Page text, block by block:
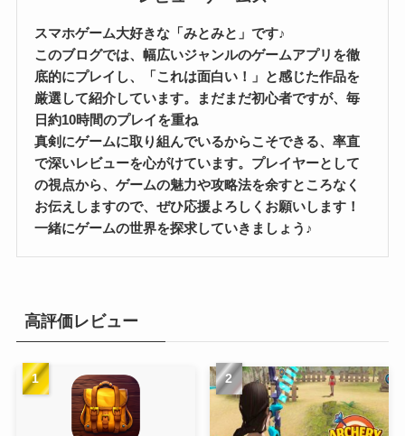
スマホゲーム大好きな「みとみと」です♪
このブログでは、幅広いジャンルのゲームアプリを徹
底的にプレイし、「これは面白い！」と感じた作品を
厳選して紹介しています。まだまだ初心者ですが、毎
日約10時間のプレイを重ね
真剣にゲームに取り組んでいるからこそできる、率直
で深いレビューを心がけています。プレイヤーとして
の視点から、ゲームの魅力や攻略法を余すところなく
お伝えしますので、ぜひ応援よろしくお願いします！
一緒にゲームの世界を探求していきましょう♪
高評価レビュー